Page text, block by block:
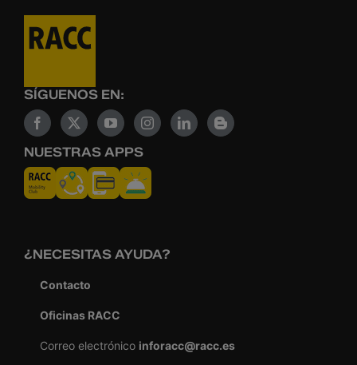
SÍGUENOS EN:
NUESTRAS APPS
¿NECESITAS AYUDA?
Contacto
Oficinas RACC
Correo electrónico inforacc@racc.es